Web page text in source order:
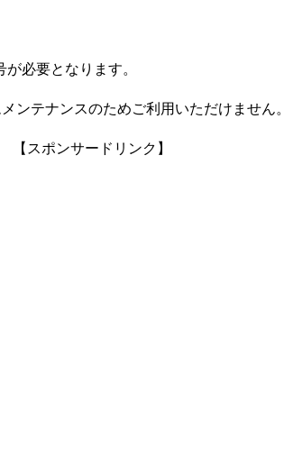
必要となります。
ンテナンスのためご利用いただけません。
【スポンサードリンク】